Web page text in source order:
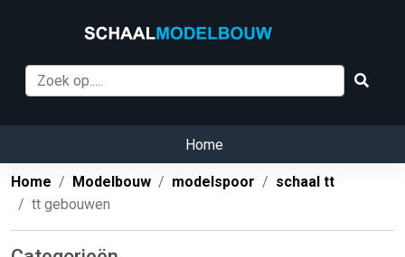
Home
Home Modelbouw modelspoor
schaal tt
tt gebouwen